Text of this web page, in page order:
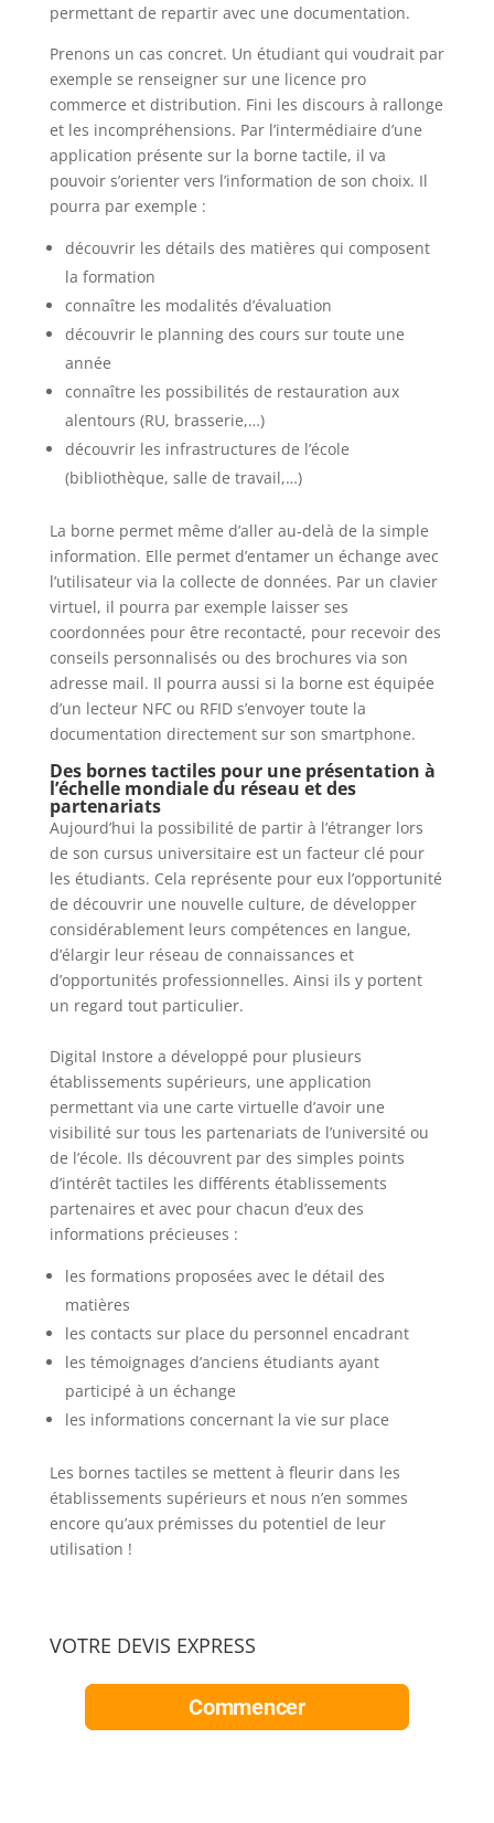
permettant de repartir avec une documentation.
Prenons un cas concret. Un étudiant qui voudrait par
exemple se renseigner sur une licence pro
commerce et distribution. Fini les discours à rallonge
et les incompréhensions. Par l’intermédiaire d’une
application présente sur la borne tactile, il va
pouvoir s’orienter vers l’information de son choix. Il
pourra par exemple :
découvrir les détails des matières qui composent
la formation
connaître les modalités d’évaluation
découvrir le planning des cours sur toute une
année
connaître les possibilités de restauration aux
alentours (RU, brasserie,…)
découvrir les infrastructures de l’école
(bibliothèque, salle de travail,…)
La borne permet même d’aller au-delà de la simple
information. Elle permet d’entamer un échange avec
l’utilisateur via la collecte de données. Par un clavier
virtuel, il pourra par exemple laisser ses
coordonnées pour être recontacté, pour recevoir des
conseils personnalisés ou des brochures via son
adresse mail. Il pourra aussi si la borne est équipée
d’un lecteur NFC ou RFID s’envoyer toute la
documentation directement sur son smartphone.
Des bornes tactiles pour une présentation à
l’échelle mondiale du réseau et des
partenariats
Aujourd’hui la possibilité de partir à l’étranger lors
de son cursus universitaire est un facteur clé pour
les étudiants. Cela représente pour eux l’opportunité
de découvrir une nouvelle culture, de développer
considérablement leurs compétences en langue,
d’élargir leur réseau de connaissances et
d’opportunités professionnelles. Ainsi ils y portent
un regard tout particulier.
Digital Instore a développé pour plusieurs
établissements supérieurs, une application
permettant via une carte virtuelle d’avoir une
visibilité sur tous les partenariats de l’université ou
de l’école. Ils découvrent par des simples points
d’intérêt tactiles les différents établissements
partenaires et avec pour chacun d’eux des
informations précieuses :
les formations proposées avec le détail des
matières
les contacts sur place du personnel encadrant
les témoignages d’anciens étudiants ayant
participé à un échange
les informations concernant la vie sur place
Les bornes tactiles se mettent à fleurir dans les
établissements supérieurs et nous n’en sommes
encore qu’aux prémisses du potentiel de leur
utilisation !
VOTRE DEVIS EXPRESS